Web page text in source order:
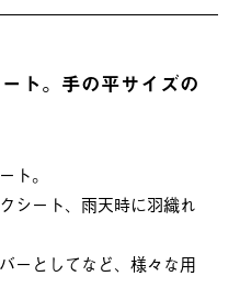
ト。手の平サイズの
ト。
シート、雨天時に羽織れ
ーとしてなど、様々な用